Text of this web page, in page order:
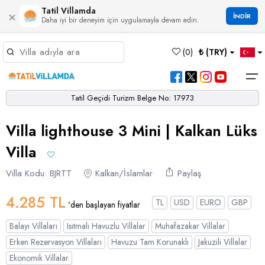
× Tatil Villamda
Daha iyi bir deneyim için uygulamayla devam edin. İNDİR
(0) ₺ (TRY)
Hakkımızda
Bölgeler
Bölgeler
Turgutreis
Alaçatı
Germiyan
Dalaman
Dalyan
Çalış
Çamköy
Çatalarık
Çiftlik
Eldirek
Bornova
Akbel
Bezirgan
Çavdır
Çayköy
Hacıoğlan
Ağullu
Bayındır
Çukurbağ
Gökçeören
Gökseki
Çamlı
Selimiye
Boğaziçi
Eşen
Karadere
Yakabağ
Villa Seçeneklerimiz
Villa Seçeneklerimiz
Çift Jakuzili Villalar
Çocuk Havuzlu Villalar
Çocuk Oyun Alanı Olan Villalar
Blog
Tatil Geçidi Turizm Belge No: 17973
Villa lighthouse 3 Mini | Kalkan Lüks
Villa
Villa Kodu: BJRTT Kalkan/İslamlar Paylaş
4.285 TL 'den başlayan fiyatlar TL USD EURO
GBP
Balayı Villaları
Isıtmalı Havuzlu Villalar
Muhafazakar Villalar
Erken Rezervasyon Villaları
Havuzu Tam Korunaklı
Jakuzili Villalar
Ekonomik Villalar
Dil Seçiniz
Türkçe English
German Italian Russian
Kur Seçiniz
Türk Lirası
TRY- TL
EURO Dolar
Sterlin
Favorilerim
Müsaitlik Takvimi
Müsaitlik Takvimi >